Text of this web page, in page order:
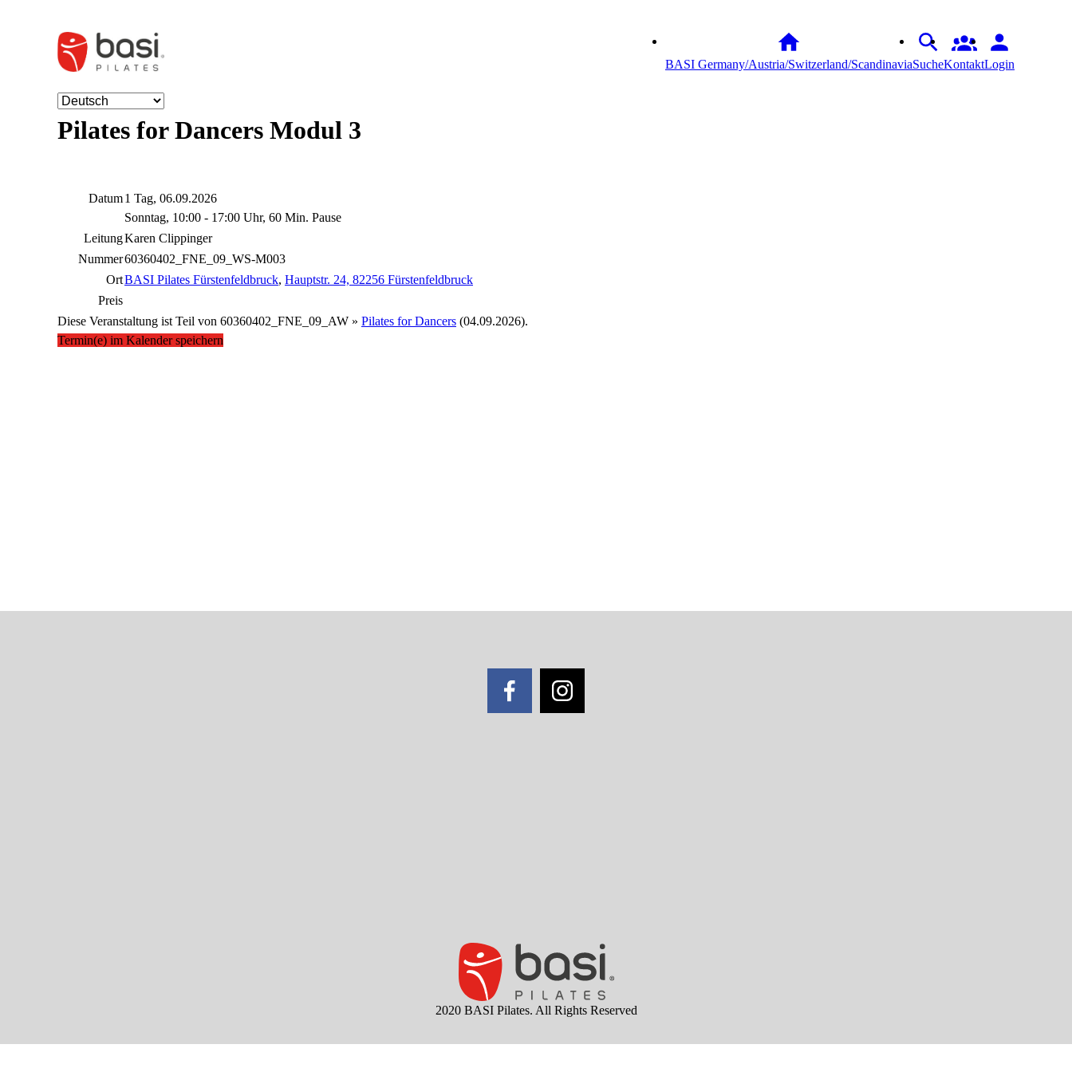
BASI Germany/Austria/Switzerland/ScandinaviaSucheKontaktLogin
Pilates for Dancers Modul 3
Datum1 Tag, 06.09.2026
Sonntag, 10:00 - 17:00 Uhr, 60 Min. Pause
LeitungKaren Clippinger
Nummer60360402_FNE_09_WS-M003
OrtBASI Pilates Fürstenfeldbruck, Hauptstr. 24, 82256 Fürstenfeldbruck
Preis
Diese Veranstaltung ist Teil von 60360402_FNE_09_AW » Pilates for Dancers (04.09.2026).
Termin(e) im Kalender speichern
2020 BASI Pilates. All Rights Reserved